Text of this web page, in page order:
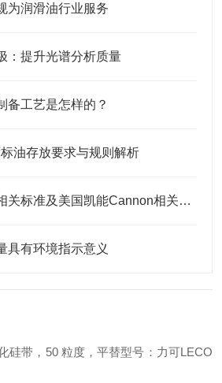
为润滑油行业服务
：提升光谱分析质量
备工艺是怎样的？
油存放要求与规则解析
高温高剪粘度标油相关标准及美国凯能Cannon相关高温高剪粘度标油 HTHS标油
具有环境指示意义
硅带， 50 粒度，平替型号：力可LECO